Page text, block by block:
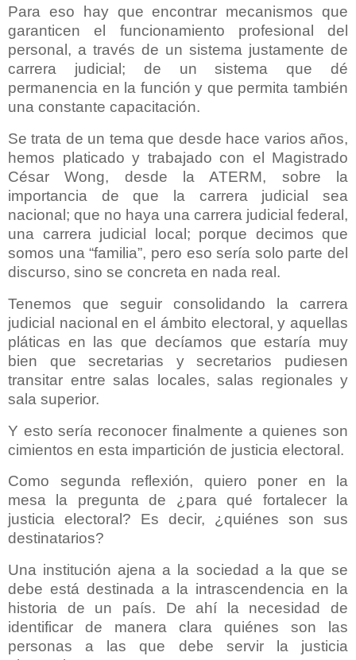
Para eso hay que encontrar mecanismos que
garanticen el funcionamiento profesional del
personal, a través de un sistema justamente de
carrera judicial; de un sistema que dé
permanencia en la función y que permita también
una constante capacitación.
Se trata de un tema que desde hace varios años,
hemos platicado y trabajado con el Magistrado
César Wong, desde la ATERM, sobre la
importancia de que la carrera judicial sea
nacional; que no haya una carrera judicial federal,
una carrera judicial local; porque decimos que
somos una “familia”, pero eso sería solo parte del
discurso, sino se concreta en nada real.
Tenemos que seguir consolidando la carrera
judicial nacional en el ámbito electoral, y aquellas
pláticas en las que decíamos que estaría muy
bien que secretarias y secretarios pudiesen
transitar entre salas locales, salas regionales y
sala superior.
Y esto sería reconocer finalmente a quienes son
cimientos en esta impartición de justicia electoral.
Como segunda reflexión, quiero poner en la
mesa la pregunta de ¿para qué fortalecer la
justicia electoral? Es decir, ¿quiénes son sus
destinatarios?
Una institución ajena a la sociedad a la que se
debe está destinada a la intrascendencia en la
historia de un país. De ahí la necesidad de
identificar de manera clara quiénes son las
personas a las que debe servir la justicia